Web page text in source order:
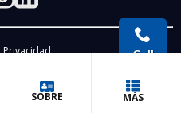
Call
SOBRE MÁS
the Facebook
the Instagram
Visit the LinkedIn
Privacidad